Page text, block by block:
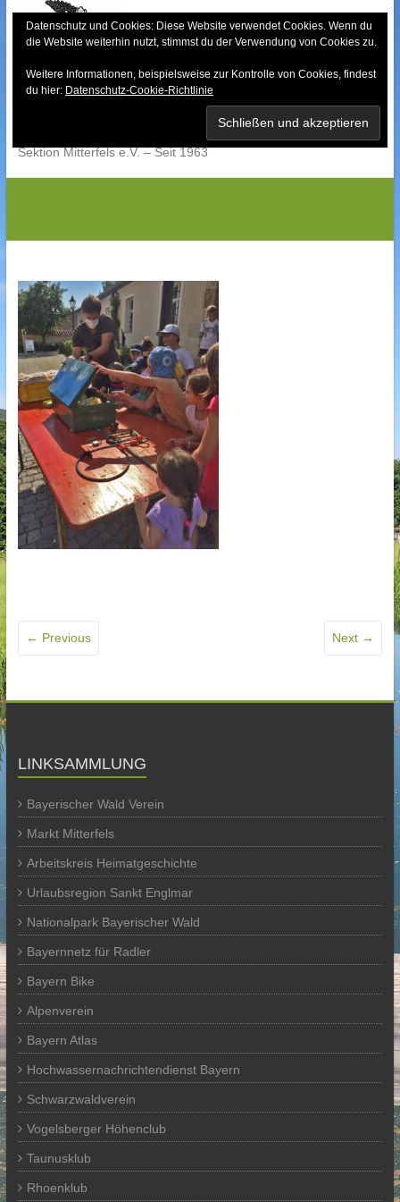
content
Bayerischer Wald-
Sektion Mitterfels e.V. – Seit 1963
← Previous Next →
LINKSAMMLUNG
Bayerischer Wald Verein
Markt Mitterfels
Arbeitskreis Heimatgeschichte
Urlaubsregion Sankt Englmar
Nationalpark Bayerischer Wald
Bayernnetz für Radler
Bayern Bike
Alpenverein
Bayern Atlas
Hochwassernachrichtendienst Bayern
Schwarzwaldverein
Vogelsberger Höhenclub
Taunusklub
Rhoenklub
Datenschutz und Cookies: Diese Website verwendet Cookies. Wenn du
die Website weiterhin nutzt, stimmst du der Verwendung von Cookies zu.
Weitere Informationen, beispielsweise zur Kontrolle von Cookies, findest
du hier: Datenschutz-Cookie-Richtlinie